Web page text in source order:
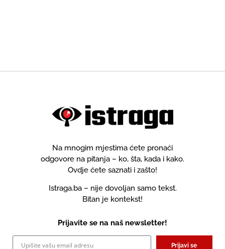
Na mnogim mjestima ćete pronaći
odgovore na pitanja – ko, šta, kada i kako.
Ovdje ćete saznati i zašto!
Istraga.ba – nije dovoljan samo tekst.
Bitan je kontekst!
Prijavite se na naš newsletter!
Prijavi se